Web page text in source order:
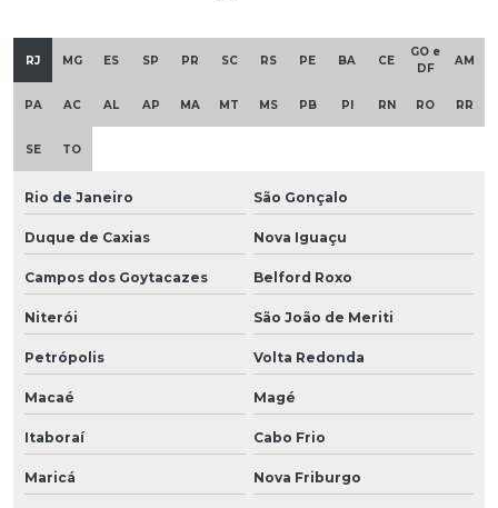
RJ MG ES SP PR SC RS PE BA CE
GO e
DF
AM
PA AC AL AP MA MT MS PB PI RN RO RR
SE TO
Rio de Janeiro São Gonçalo
Duque de Caxias Nova Iguaçu
Campos dos Goytacazes Belford Roxo
Niterói São João de Meriti
Petrópolis Volta Redonda
Macaé Magé
Itaboraí Cabo Frio
Maricá Nova Friburgo